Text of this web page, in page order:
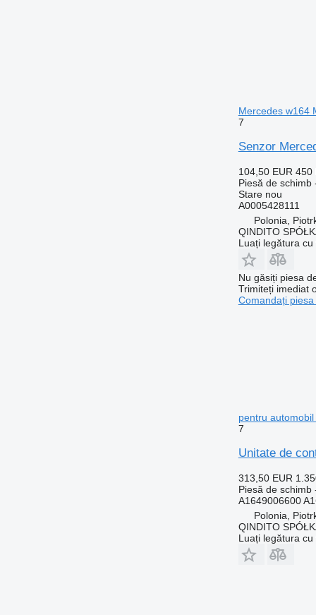
Mercedes w164
7
Senzor
104,50 EUR 450
Piesă de schimb
Starenou
A0005428111
Polonia,
QINDITO
Luați legătura
Nu găsiți piesa
Trimiteți imediat
Comandați
pentru
7
Unitate de
313,50 EUR
Piesă de
A1649006600
Polonia,
QINDITO
Luați legătura